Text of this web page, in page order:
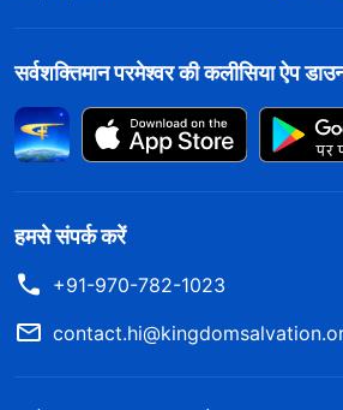
सर्वशक्तिमान परमेश्वर की कलीसिया ऐप
हमसे संपर्क करें
+91-970-782-1023